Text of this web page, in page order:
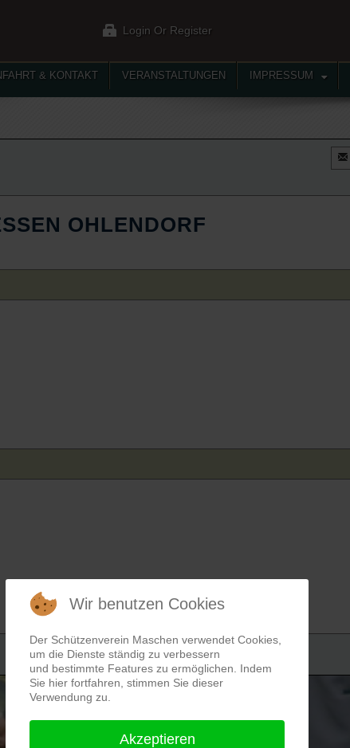
Login Or Register
& KONTAKT VERANSTALTUNGEN IMPRESSUM
OHLENDORF
Wir benutzen Cookies
Der Schützenverein Maschen verwendet Cookies,
um die Dienste ständig zu verbessern
und bestimmte Features zu ermöglichen. Indem
Sie hier fortfahren, stimmen Sie dieser
Verwendung zu.
Akzeptieren